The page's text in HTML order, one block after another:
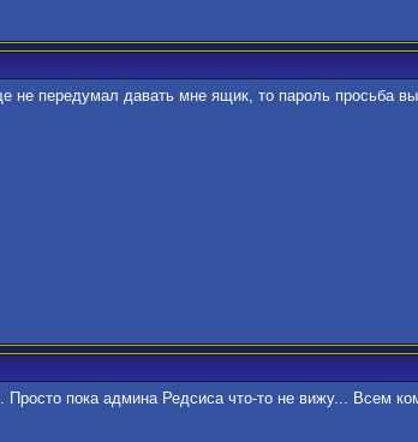
не передумал давать мне ящик, то пароль просьба
Просто пока админа Редсиса что-то не вижу... Всем